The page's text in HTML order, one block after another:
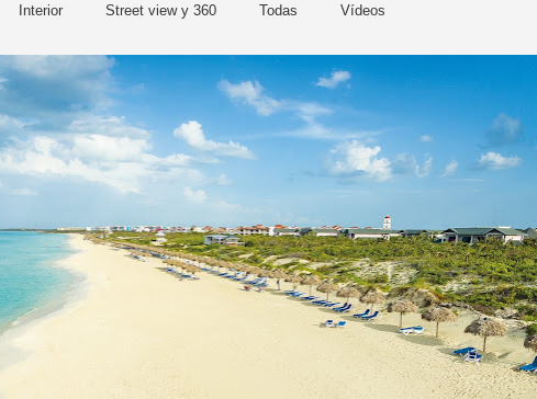
Interior Street view y 360 Todas Vídeos